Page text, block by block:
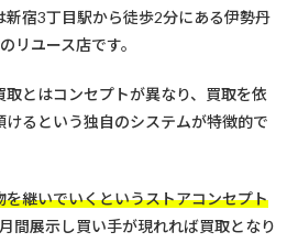
新宿3丁目駅から徒歩2分にある伊勢丹
リユース店です。
とはコンセプトが異なり、買取を依
るという独自のシステムが特徴的で
を継いでいくというストアコンセプト
間展示し買い手が現れれば買取となり